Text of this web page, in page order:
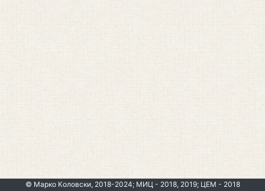
© Марко Коловски, 2018-2024; МИЦ - 2018, 2019; ЦЕМ - 2018